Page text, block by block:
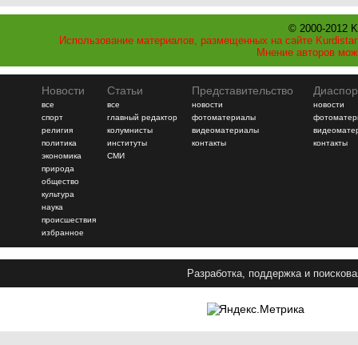
© 2000-2012
Использование материалов, размещенных на сайте
Мнение авторов
Новости
все
спорт
религия
политика
экономика
природа
общество
культура
наука
происшествия
избранное
Статьи
все
главный редактор
колумнисты
институты
СМИ
Представительство
новости
фотоматериалы
видеоматериалы
контакты
новости
контакты
Разработка, поддержка и